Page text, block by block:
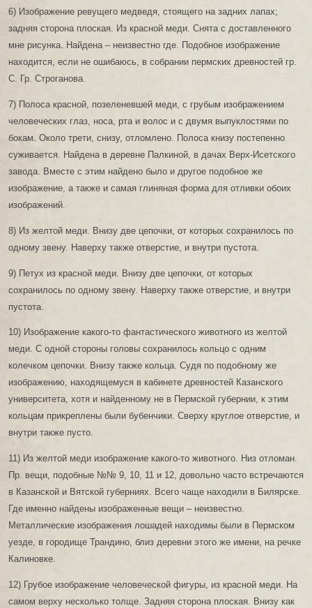
6) Изображение ревущего медведя, стоящего на задних лапах;
задняя сторона плоская. Из красной меди. Снята с доставленного
мне рисунка. Найдена – неизвестно где. Подобное изображение
находится, если не ошибаюсь, в собрании пермских древностей гр.
С. Гр. Строганова.
7) Полоса красной, позеленевшей меди, с грубым изображением
человеческих глаз, носа, рта и волос и с двумя выпуклостями по
бокам. Около трети, снизу, отломлено. Полоса книзу постепенно
суживается. Найдена в деревне Палкиной, в дачах Верх-Исетского
завода. Вместе с этим найдено было и другое подобное же
изображение, а также и самая глиняная форма для отливки обоих
изображений.
8) Из желтой меди. Внизу две цепочки, от которых сохранилось по
одному звену. Наверху также отверстие, и внутри пустота.
9) Петух из красной меди. Внизу две цепочки, от которых
сохранилось по одному звену. Наверху также отверстие, и внутри
пустота.
10) Изображение какого-то фантастического животного из желтой
меди. С одной стороны головы сохранилось кольцо с одним
колечком цепочки. Внизу также кольца. Судя по подобному же
изображению, находящемуся в кабинете древностей Казанского
университета, хотя и найденному не в Пермской губернии, к этим
кольцам прикреплены были бубенчики. Сверху круглое отверстие, и
внутри также пусто.
11) Из желтой меди изображение какого-то животного. Низ отломан.
Пр. вещи, подобные №№ 9, 10, 11 и 12, довольно часто встречаются
в Казанской и Вятской губерниях. Всего чаще находили в Билярске.
Где именно найдены изображенные вещи – неизвестно.
Металлические изображения лошадей находимы были в Пермском
уезде, в городище Трандино, близ деревни этого же имени, на речке
Калиновке.
12) Грубое изображение человеческой фигуры, из красной меди. На
самом верху несколько толще. Задняя сторона плоская. Внизу как